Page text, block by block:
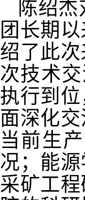
陈绍
团长期
绍了此
次技术
执行到
面深化
当前生
况；能
采矿工